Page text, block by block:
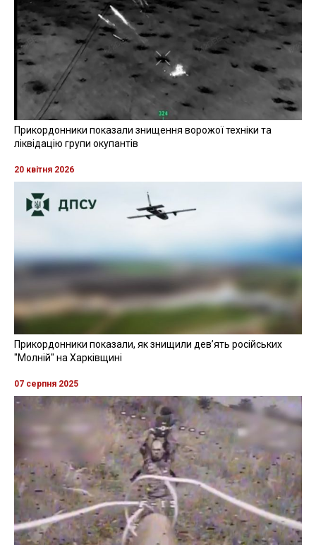
Прикордонники показали знищення ворожої техніки та
ліквідацію групи окупантів
20 квітня 2026
Прикордонники показали, як знищили девʼять російських
"Молній" на Харківщині
07 серпня 2025